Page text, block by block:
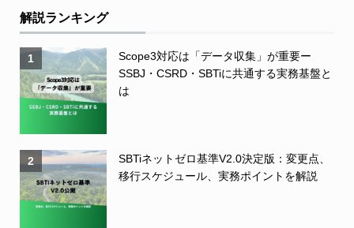
解説ランキング
1
Scope3対応は「データ収集」が重要ー
SSBJ・CSRD・SBTiに共通する実務基盤と
は
2
SBTiネットゼロ基準V2.0決定版：変更点、
移行スケジュール、実務ポイントを解説